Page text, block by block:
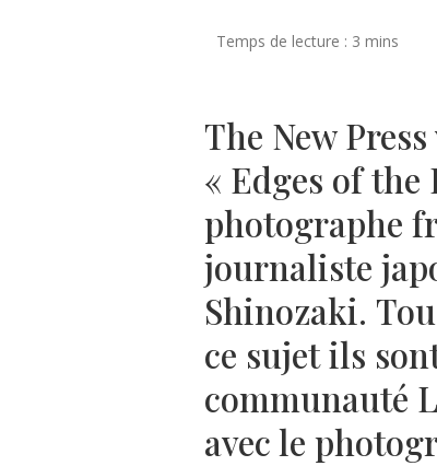
The New
« Edges of the
photographe
journaliste
Shinozaki.
ce sujet ils
communauté
avec le